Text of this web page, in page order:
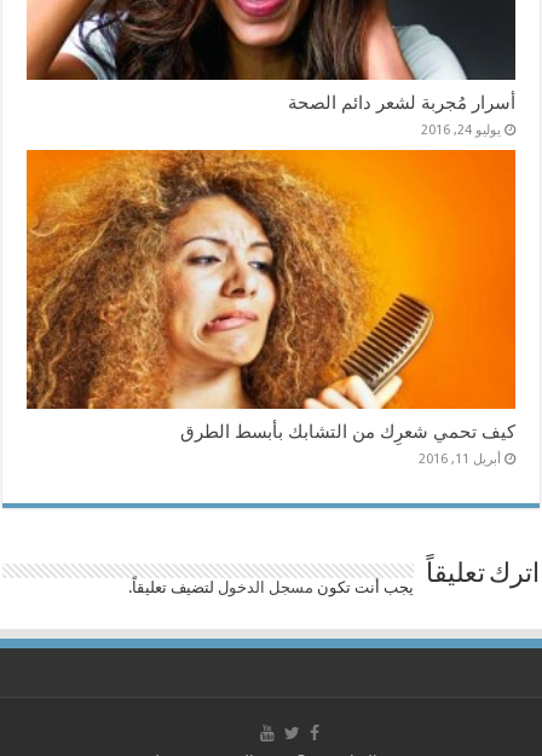
أسرار مُجربة لشعر دائم الصحة
يوليو 24, 2016
كيف تحمي شعرِك من التشابك بأبسط الطرق
أبريل 11, 2016
اترك تعليقاً يجب أنت تكون مسجل الدخول لتضيف تعليقاً.